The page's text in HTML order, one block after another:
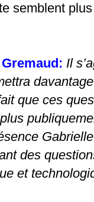
semblent
Il
que ces
des
et